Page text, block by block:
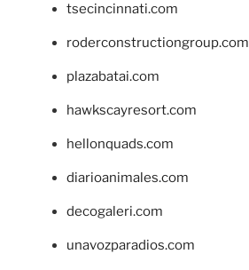
tsecincinnati.com
roderconstructiongroup.com
plazabatai.com
hawkscayresort.com
hellonquads.com
diarioanimales.com
decogaleri.com
unavozparadios.com